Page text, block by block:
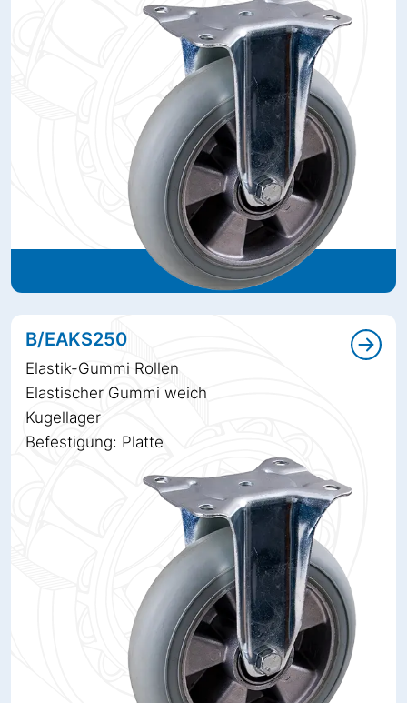
B/EAKS250
Elastik-Gummi Rollen
Elastischer Gummi weich
Kugellager
Befestigung: Platte